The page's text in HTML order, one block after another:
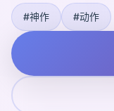
#神作 #动作